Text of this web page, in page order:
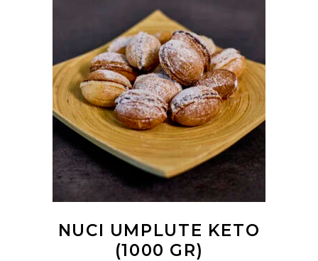
CITEȘTE MAI MULT
NUCI UMPLUTE KETO
(1000 GR)